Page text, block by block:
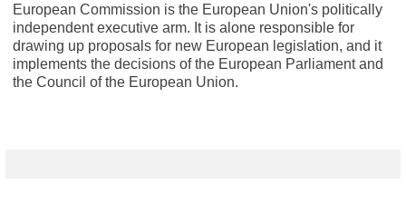
European Commission is the European Union's politically
independent executive arm. It is alone responsible for
drawing up proposals for new European legislation, and it
implements the decisions of the European Parliament and
the Council of the European Union.